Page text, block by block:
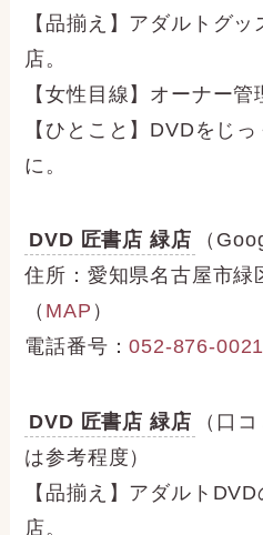
【品揃え】アダルトグ
店。
【女性目線】オーナー管
【ひとこと】DVDをじ
に。
DVD 匠書店 緑店
（
住所：愛知県名古屋市緑
（ MAP ）
電話番号：052-876-0021
DVD 匠書店 緑店
（口
は参考程度）
【品揃え】アダルト
店。